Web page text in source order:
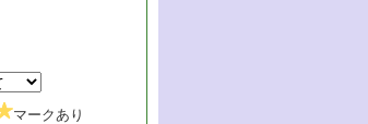
マークあり